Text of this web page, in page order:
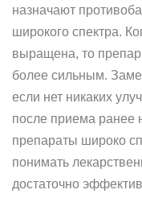
назначают
широкого спектра.
выращена, то
более сильным.
если нет никаких
после приема ранее
препараты широко
понимать
достаточно